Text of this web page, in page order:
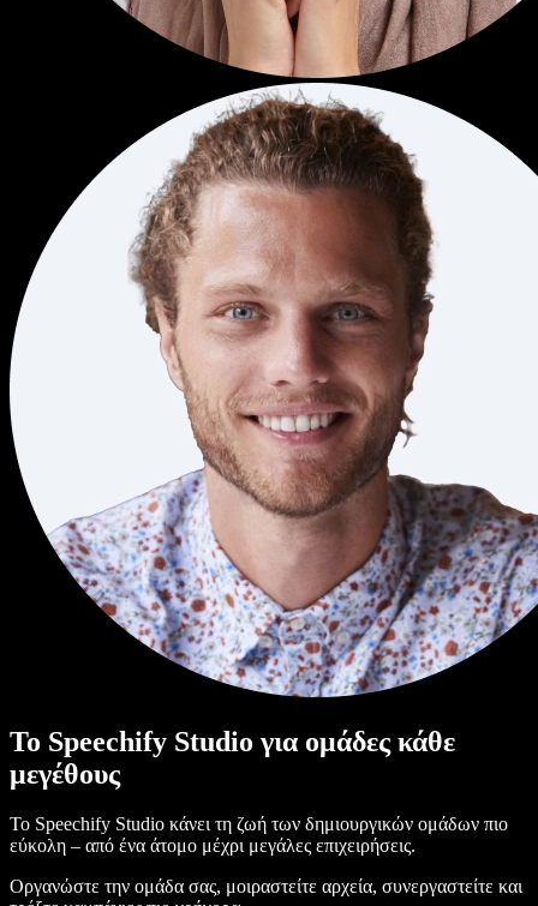
Το Speechify Studio για ομάδες κάθε
μεγέθους
Το Speechify Studio κάνει τη ζωή των δημιουργικών ομάδων πιο
εύκολη – από ένα άτομο μέχρι μεγάλες επιχειρήσεις.
Οργανώστε την ομάδα σας, μοιραστείτε αρχεία, συνεργαστείτε και